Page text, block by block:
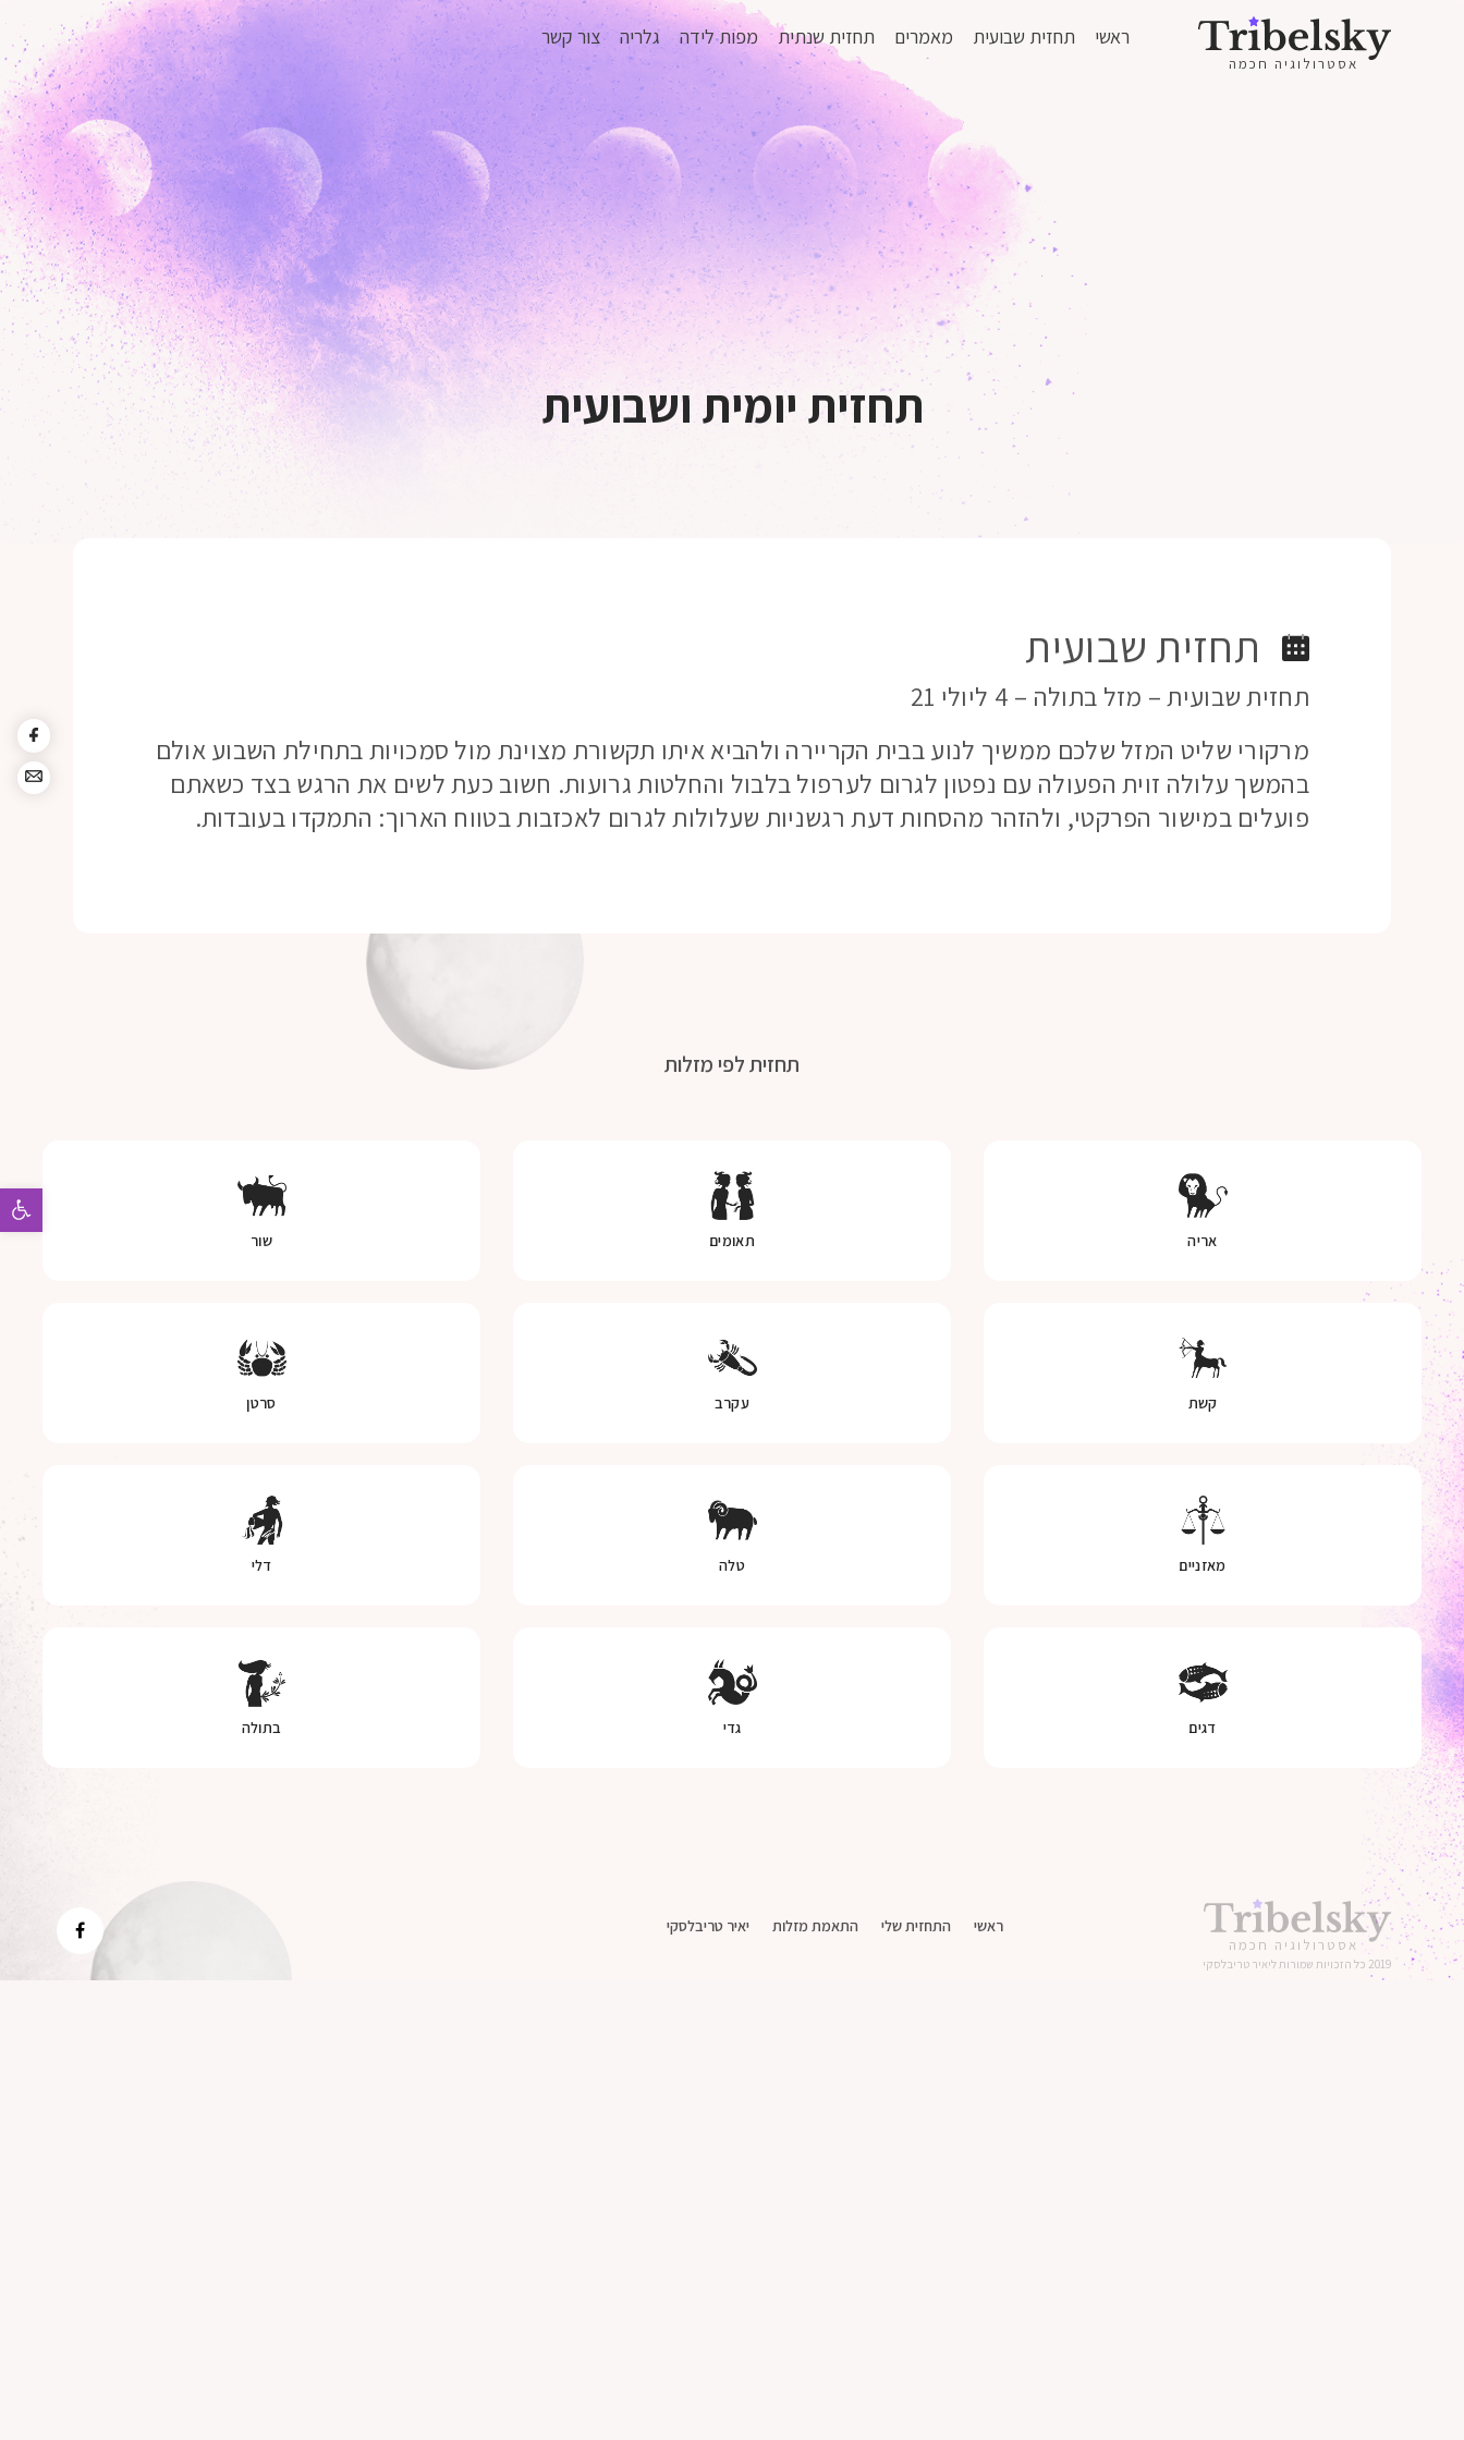
אסטרולוגיה חכמה
ראשי תחזית שבועית מאמרים תחזית שנתית מפות לידה גלריה צור קשר
תחזית יומית ושבועית
תחזית שבועית
תחזית שבועית – מזל בתולה – 4 ליולי 21
מרקורי שליט המזל שלכם ממשיך לנוע בבית הקריירה ולהביא איתו תקשורת מצוינת מול סמכויות בתחילת השבוע אולם
בהמשך עלולה זוית הפעולה עם נפטון לגרום לערפול בלבול והחלטות גרועות. חשוב כעת לשים את הרגש בצד כשאתם
פועלים במישור הפרקטי, ולהזהר מהסחות דעת רגשניות שעלולות לגרום לאכזבות בטווח הארוך: התמקדו בעובדות.
תחזית לפי מזלות
אריה תאומים שור
קשת עקרב סרטן
מאזניים טלה דלי
דגים גדי בתולה
אסטרולוגיה חכמה
ראשי התחזית שלי התאמת מזלות יאיר טריבלסקי
2019 כל הזכויות שמורות ליאיר טריבלסקי